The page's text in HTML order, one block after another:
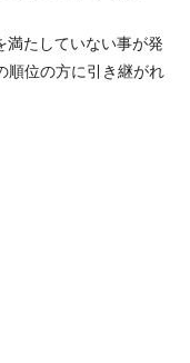
満たしていない事が発
順位の方に引き継がれ